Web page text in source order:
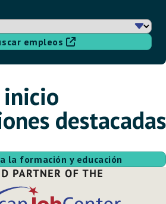
empleos
inicio
destacadas
la formación y educación